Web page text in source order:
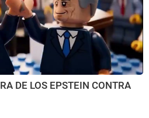
DE LOS EPSTEIN CONTRA